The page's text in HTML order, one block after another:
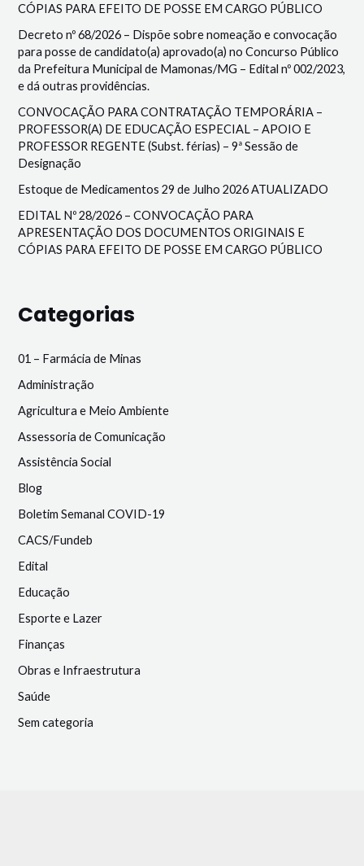
CÓPIAS PARA EFEITO DE POSSE EM CARGO PÚBLICO
Decreto nº 68/2026 – Dispõe sobre nomeação e convocação
para posse de candidato(a) aprovado(a) no Concurso Público
da Prefeitura Municipal de Mamonas/MG – Edital nº 002/2023,
e dá outras providências.
CONVOCAÇÃO PARA CONTRATAÇÃO TEMPORÁRIA –
PROFESSOR(A) DE EDUCAÇÃO ESPECIAL – APOIO E
PROFESSOR REGENTE (Subst. férias) – 9ª Sessão de
Designação
Estoque de Medicamentos 29 de Julho 2026 ATUALIZADO
EDITAL Nº 28/2026 – CONVOCAÇÃO PARA
APRESENTAÇÃO DOS DOCUMENTOS ORIGINAIS E
CÓPIAS PARA EFEITO DE POSSE EM CARGO PÚBLICO
Categorias
01 – Farmácia de Minas
Administração
Agricultura e Meio Ambiente
Assessoria de Comunicação
Assistência Social
Blog
Boletim Semanal COVID-19
CACS/Fundeb
Edital
Educação
Esporte e Lazer
Finanças
Obras e Infraestrutura
Saúde
Sem categoria